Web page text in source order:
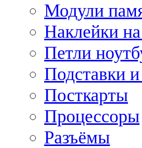
Модули
Наклейки
Петли
Подставки
Посткарты
Процессоры
Разъёмы